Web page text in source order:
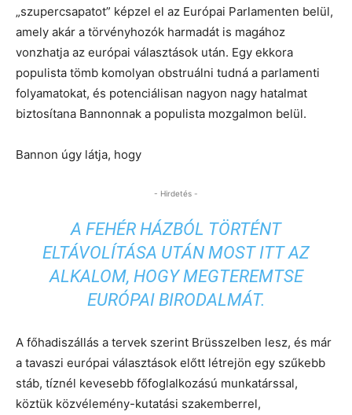
„szupercsapatot” képzel el az Európai Parlamenten belül,
amely akár a törvényhozók harmadát is magához
vonzhatja az európai választások után. Egy ekkora
populista tömb komolyan obstruálni tudná a parlamenti
folyamatokat, és potenciálisan nagyon nagy hatalmat
biztosítana Bannonnak a populista mozgalmon belül.
Bannon úgy látja, hogy
- Hirdetés -
A FEHÉR HÁZBÓL TÖRTÉNT
ELTÁVOLÍTÁSA UTÁN MOST ITT AZ
ALKALOM, HOGY MEGTEREMTSE
EURÓPAI BIRODALMÁT.
A főhadiszállás a tervek szerint Brüsszelben lesz, és már
a tavaszi európai választások előtt létrejön egy szűkebb
stáb, tíznél kevesebb főfoglalkozású munkatárssal,
köztük közvélemény-kutatási szakemberrel,